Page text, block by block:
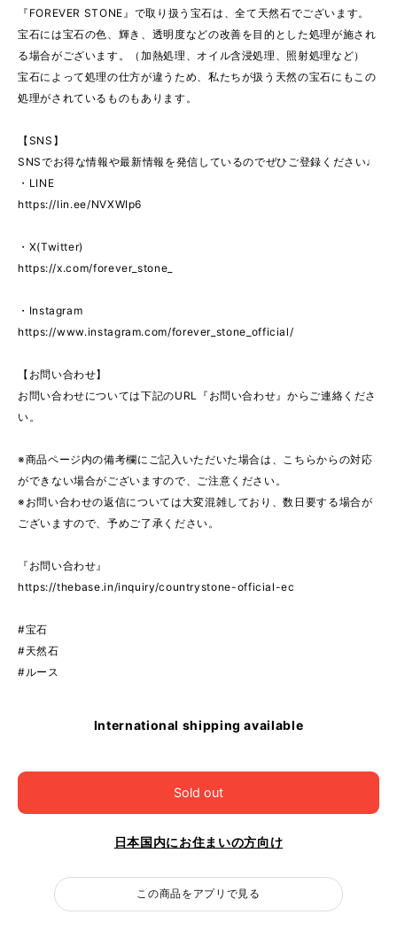
『FOREVER STONE』で取り扱う宝石は、全て天然石でございます。
宝石には宝石の色、輝き、透明度などの改善を目的とした処理が施され
る場合がございます。（加熱処理、オイル含浸処理、照射処理など）
宝石によって処理の仕方が違うため、私たちが扱う天然の宝石にもこの
処理がされているものもあります。
【SNS】
SNSでお得な情報や最新情報を発信しているのでぜひご登録ください♩
・LINE
https://lin.ee/NVXWIp6
・X(Twitter)
https://x.com/forever_stone_
・Instagram
https://www.instagram.com/forever_stone_official/
【お問い合わせ】
お問い合わせについては下記のURL『お問い合わせ』からご連絡くださ
い。
※商品ページ内の備考欄にご記入いただいた場合は、こちらからの対応
ができない場合がございますので、ご注意ください。
※お問い合わせの返信については大変混雑しており、数日要する場合が
ございますので、予めご了承ください。
『お問い合わせ』
https://thebase.in/inquiry/countrystone-official-ec
#宝石
#天然石
#ルース
International shipping available
Sold out
日本国内にお住まいの方向け
この商品をアプリで見る